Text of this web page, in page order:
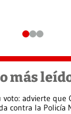
más
voto: advierte que
contra la Policía